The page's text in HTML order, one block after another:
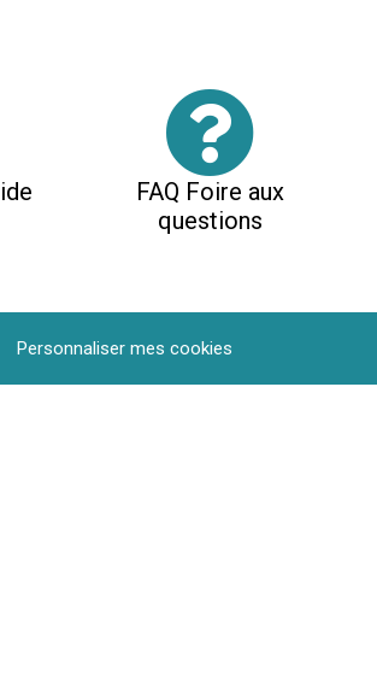
FAQ Foire aux
questions
Personnaliser mes cookies